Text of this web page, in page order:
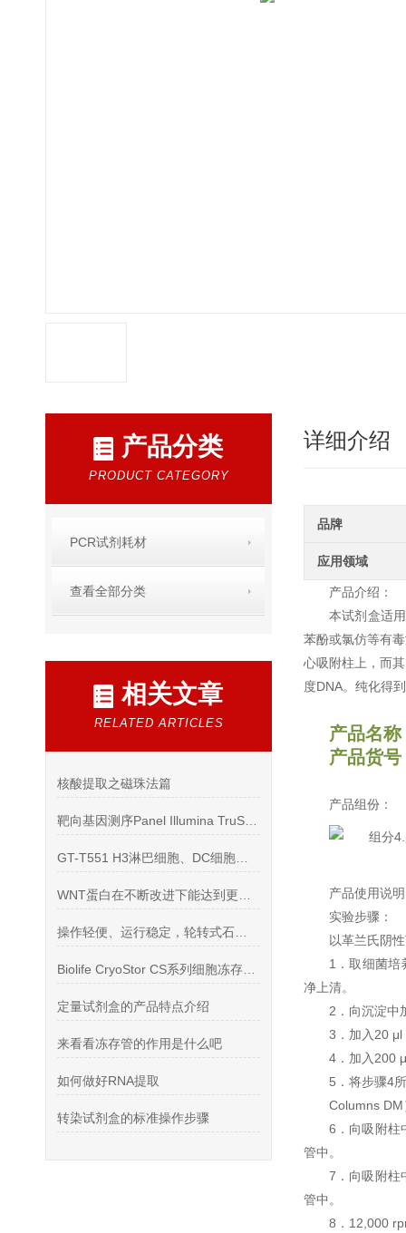
产品分类
PRODUCT CATEGORY
PCR试剂耗材
查看全部分类
相关文章
RELATED ARTICLES
核酸提取之磁珠法篇
定量试剂盒的产品特点介绍
来看看冻存管的作用是什么吧
如何做好RNA提取
转染试剂盒的标准操作步骤
详细介绍
品牌
应用领域
产品介绍：
本试剂盒适
苯酚或氯仿等有
心吸附柱上，而
度DNA。纯化得
产品名称
产品货
产品组份：
产品使用说
实验步骤：
以革兰氏阴
1．取细菌培
净上清。
2．向沉淀中
3．加入20
4．加入200
5．将步骤4
Columns
6．向吸附柱
管中。
7．向吸附柱
管中。
8．12,000